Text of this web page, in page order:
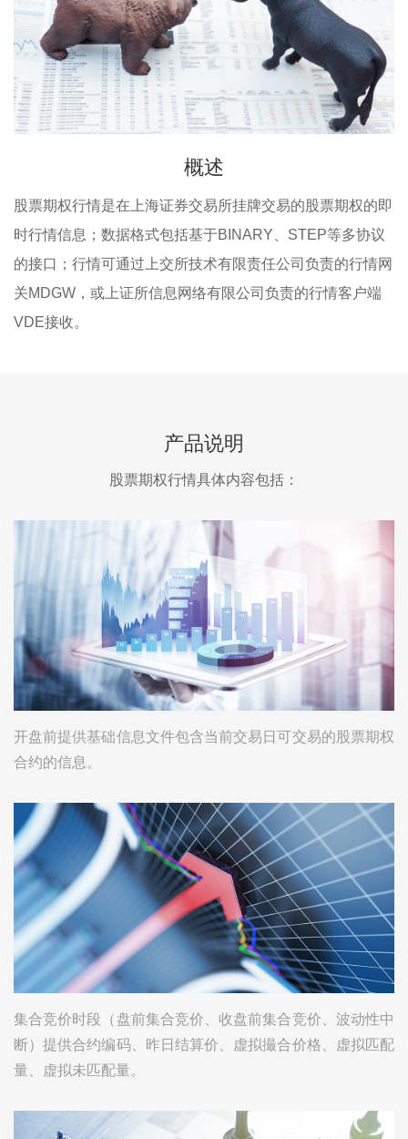
概述
股票期权行情是在上海证券交易所挂牌交易的股票期权的即
时行情信息；数据格式包括基于BINARY、STEP等多协议
的接口；行情可通过上交所技术有限责任公司负责的行情网
关MDGW，或上证所信息网络有限公司负责的行情客户端
VDE接收。
产品说明
股票期权行情具体内容包括：
开盘前提供基础信息文件包含当前交易日可交易的股票期权
合约的信息。
集合竞价时段（盘前集合竞价、收盘前集合竞价、波动性中
断）提供合约编码、昨日结算价、虚拟撮合价格、虚拟匹配
量、虚拟未匹配量。